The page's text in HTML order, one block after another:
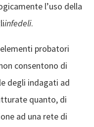
l’uso della
infedeli.
probatori
consentono di
degli indagati ad
quanto, di
ad una rete di